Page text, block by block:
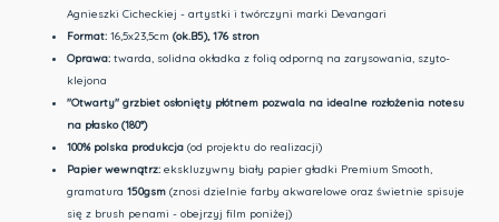
Agnieszki Cicheckiej - artystki i twórczyni marki Devangari
Format: 16,5x23,5cm (ok.B5), 176 stron
Oprawa:twarda, solidna okładka z folią odporną na zarysowania, szyto-
klejona
"Otwarty" grzbiet osłonięty płótnem pozwala na idealne rozłożenia notesu
na płasko (180°)
100% polska produkcja(od projektu do realizacji)
Papier wewnątrz: ekskluzywny biały papier gładki Premium Smooth,
gramatura 150gsm (znosi dzielnie farby akwarelowe oraz świetnie spisuje
się z brush penami - obejrzyj film poniżej)